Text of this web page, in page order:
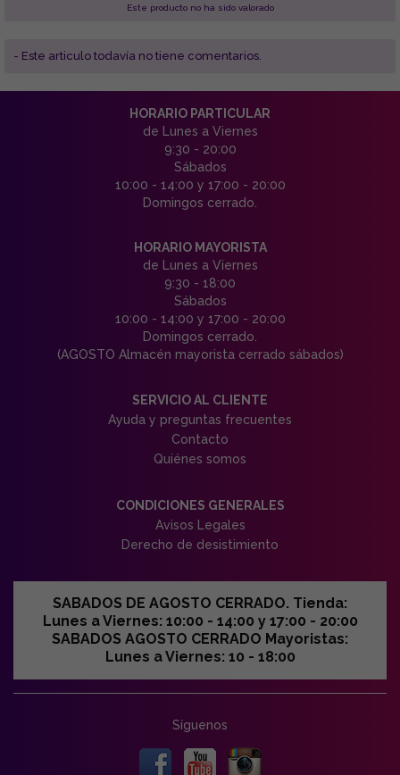
Este producto no ha sido valorado
- Este articulo todavía no tiene comentarios.
HORARIO PARTICULAR
de Lunes a Viernes
9:30 - 20:00
Sábados
10:00 - 14:00 y 17:00 - 20:00
Domingos cerrado.
HORARIO MAYORISTA
de Lunes a Viernes
9:30 - 18:00
Sábados
10:00 - 14:00 y 17:00 - 20:00
Domingos cerrado.
(AGOSTO Almacén mayorista cerrado sábados)
SERVICIO AL CLIENTE
Ayuda y preguntas frecuentes
Contacto
Quiénes somos
CONDICIONES GENERALES
Avisos Legales
Derecho de desistimiento
SABADOS DE AGOSTO CERRADO. Tienda:
Lunes a Viernes: 10:00 - 14:00 y 17:00 - 20:00
SABADOS AGOSTO CERRADO Mayoristas:
Lunes a Viernes: 10 - 18:00
Síguenos